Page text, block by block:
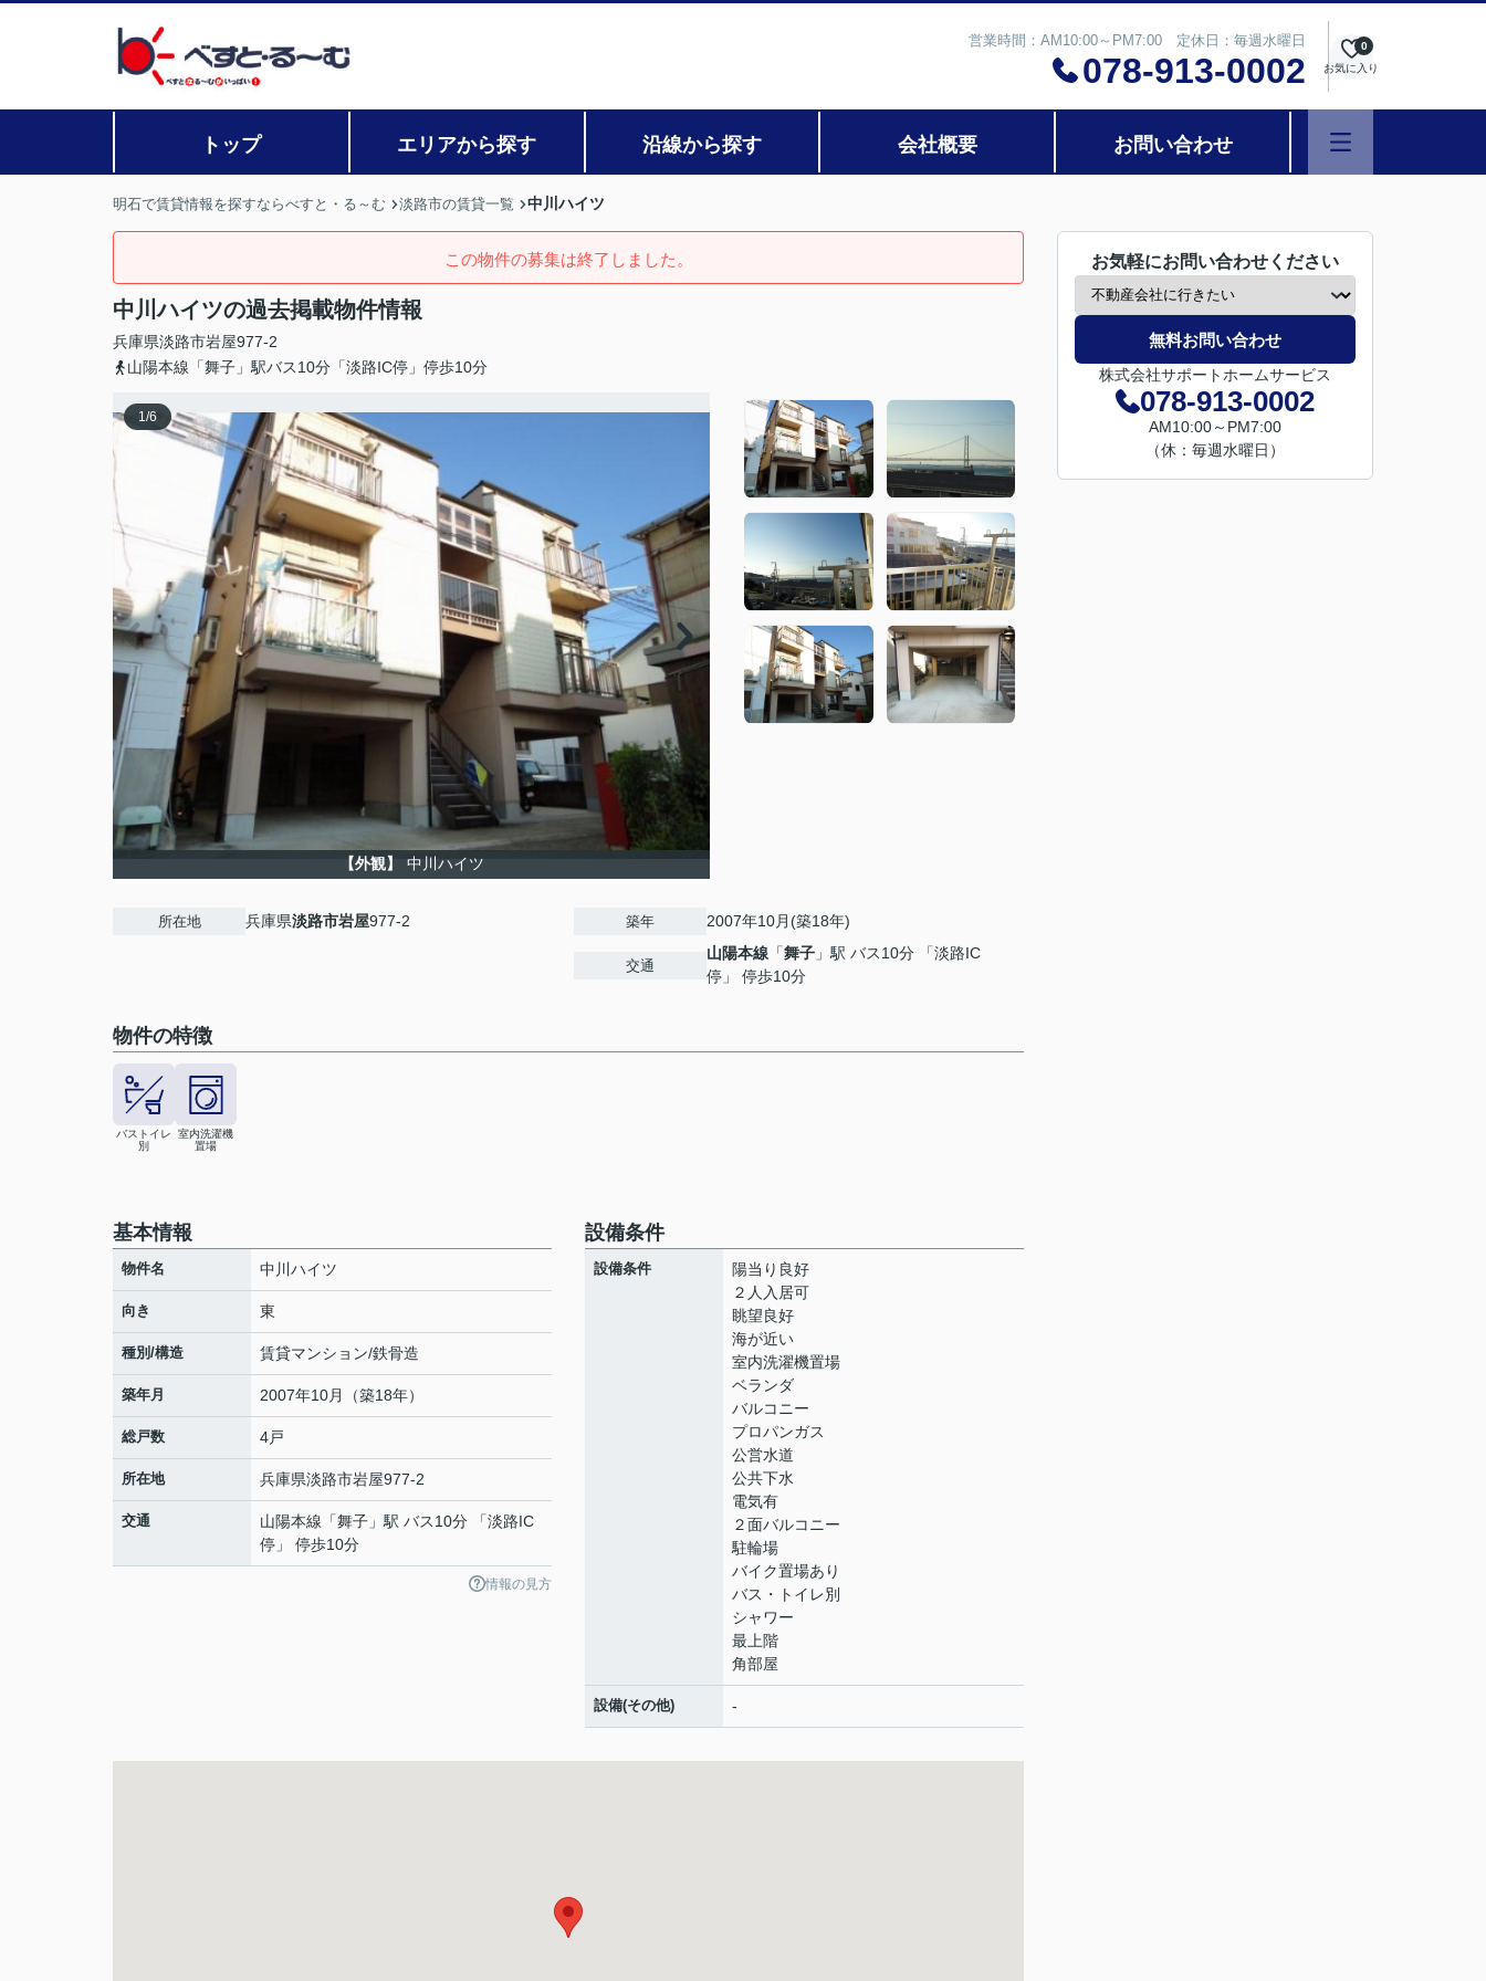
営業時間：AM10:00～PM7:00 定休日：毎週水曜日
078-913-0002 お気に入り
0
トップ エリアから探す 沿線から探す 会社概要 お問い合わせ
明石で賃貸情報を探すならべすと・る～む 淡路市の賃貸一覧 中川ハイツ
この物件の募集は終了しました。
中川ハイツの過去掲載物件情報
兵庫県淡路市岩屋977-2
山陽本線「舞子」駅バス10分「淡路IC停」停歩10分
1/6
【外観】 中川ハイツ
所在地 兵庫県淡路市岩屋977-2 築年 2007年10月(築18年)
交通
山陽本線 「舞子 」駅 バス10分 「淡路IC
停」 停歩10分
物件の特徴
バストイレ
別
室内洗濯機
置場
基本情報
物件名 中川ハイツ
向き 東
種別/構造 賃貸マンション/鉄骨造
築年月 2007年10月（築18年）
総戸数 4戸
所在地 兵庫県淡路市岩屋977-2
交通 山陽本線 「舞子 」駅 バス10分 「淡路IC
停」 停歩10分
情報の見方
設備条件
設備条件
陽当り良好
２人入居可
眺望良好
海が近い
室内洗濯機置場
ベランダ
バルコニー
プロパンガス
公営水道
公共下水
電気有
２面バルコニー
駐輪場
バイク置場あり
バス・トイレ別
シャワー
最上階
角部屋
設備(その他) -
お気軽にお問い合わせください
無料お問い合わせ
株式会社サポートホームサービス
078-913-0002
AM10:00～PM7:00
（休：毎週水曜日）